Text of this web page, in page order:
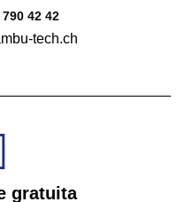
42 42
tech.ch
gratuita